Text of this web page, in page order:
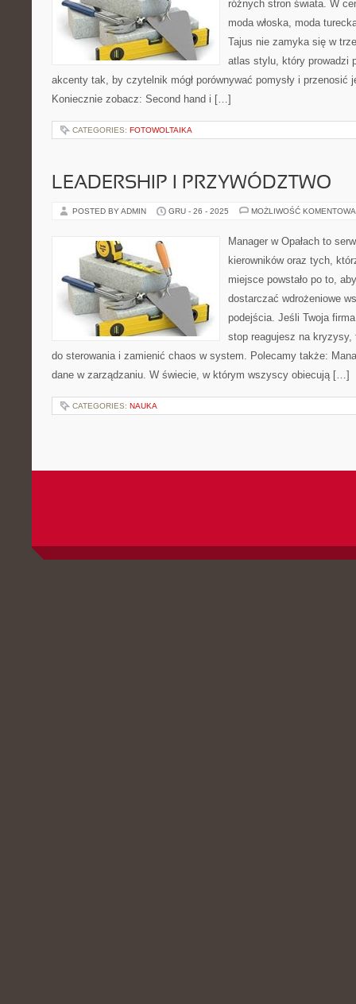
różnych stron świata. W
moda włoska, moda
Tajus nie zamyka się w
atlas stylu, który prowadzi
akcenty tak, by czytelnik mógł porównywać pomysły i przenosić
Koniecznie zobacz: Second hand i […]
CATEGORIES: FOTOWOLTAIKA
LEADERSHIP I PRZYWÓDZTWO
POSTED BY ADMIN GRU - 26 - 2025 MOŻLIWOŚĆ
Manager w Opałach to
kierowników oraz tych,
miejsce powstało po to,
dostarczać wdrożeniowe
podejścia. Jeśli Twoja
stop reagujesz na
do sterowania i zamienić chaos w system. Polecamy także:
dane w zarządzaniu. W świecie, w którym wszyscy obiecują […]
CATEGORIES: NAUKA